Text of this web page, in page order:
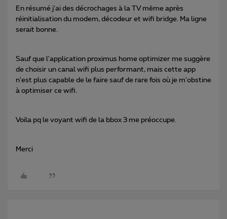
En résumé j'ai des décrochages à la TV même après
réinitialisation du modem, décodeur et wifi bridge. Ma ligne
serait bonne.
Sauf que l'application proximus home optimizer me suggère
de choisir un canal wifi plus performant, mais cette app
n'est plus capable de le faire sauf de rare fois où je m'obstine
à optimiser ce wifi.
Voila pq le voyant wifi de la bbox 3 me préoccupe.
Merci